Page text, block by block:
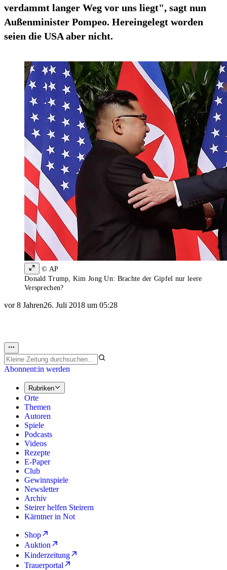
verdammt langer Weg vor uns liegt", sagt nun
Außenminister Pompeo. Hereingelegt worden
seien die USA aber nicht.
© AP
Donald Trump, Kim Jong Un: Brachte der Gipfel nur leere
Versprechen?
vor 8 Jahren26. Juli 2018 um 05:28
Abonnent:in werden
Rubriken
Orte
Themen
Autoren
Spiele
Podcasts
Videos
Rezepte
E-Paper
Club
Gewinnspiele
Newsletter
Archiv
Steirer helfen Steirern
Kärntner in Not
Shop
Auktion
Kinderzeitung
Trauerportal